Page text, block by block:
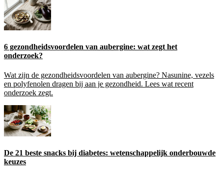
6 gezondheidsvoordelen van aubergine: wat zegt het
onderzoek?
Wat zijn de gezondheidsvoordelen van aubergine? Nasunine, vezels
en polyfenolen dragen bij aan je gezondheid. Lees wat recent
onderzoek zegt.
De 21 beste snacks bij diabetes: wetenschappelijk onderbouwde
keuzes